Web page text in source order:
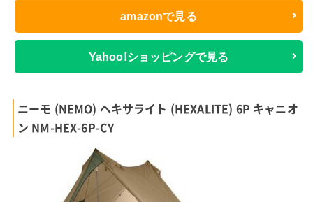
amazonで見る
Yahoo!ショッピングで見る
ニーモ (NEMO) ヘキサライト (HEXALITE) 6P キャニオ
ン NM-HEX-6P-CY